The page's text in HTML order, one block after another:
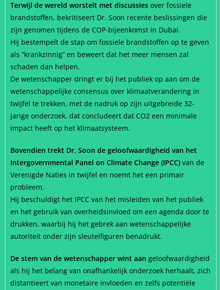
Terwijl de wereld worstelt met discussies over fossiele
brandstoffen, bekritiseert Dr. Soon recente beslissingen die
zijn genomen tijdens de COP-bijeenkomst in Dubai.
Hij bestempelt de stap om fossiele brandstoffen op te geven
als “krankzinnig” en beweert dat het meer mensen zal
schaden dan helpen.
De wetenschapper dringt er bij het publiek op aan om de
wetenschappelijke consensus over klimaatverandering in
twijfel te trekken, met de nadruk op zijn uitgebreide 32-
jarige onderzoek, dat concludeert dat CO2 een minimale
impact heeft op het klimaatsysteem.
Bovendien trekt Dr. Soon de geloofwaardigheid van het
Intergovernmental Panel on Climate Change (IPCC) van de
Verenigde Naties in twijfel en noemt het een primair
probleem.
Hij beschuldigt het IPCC van het misleiden van het publiek
en het gebruik van overheidsinvloed om een agenda door te
drukken, waarbij hij het gebrek aan wetenschappelijke
autoriteit onder zijn sleutelfiguren benadrukt.
De stem van de wetenschapper wint aan geloofwaardigheid
als hij het belang van onafhankelijk onderzoek herhaalt, zich
distantieert van monetaire invloeden en zelfs potentiële